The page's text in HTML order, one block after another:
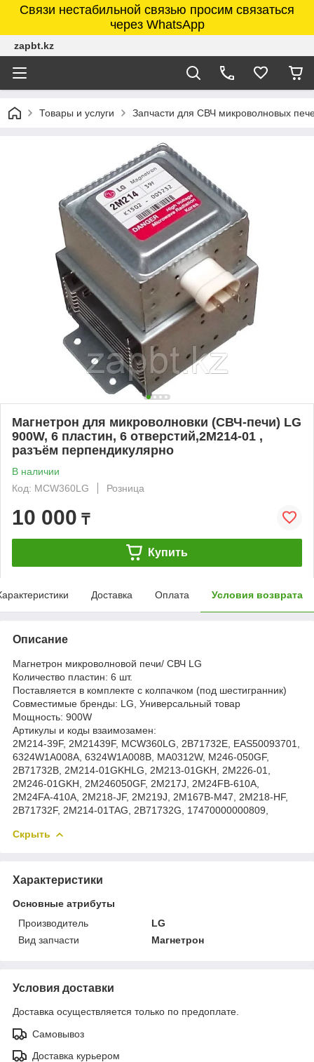
Связи нестабильной связью просим связаться
через WhatsApp
zapbt.kz
Товары и услуги Запчасти для СВЧ микроволновых
Магнетрон для микроволновки (СВЧ-печи) LG
900W, 6 пластин, 6 отверстий,2M214-01 ,
разъём перпендикулярно
В наличии
Код: MCW360LG
Розница
10 000 ₸
Купить
Доставка Оплата Условия возврата
Описание
Магнетрон микроволновой печи/ СВЧ LG
Количество пластин: 6 шт.
Поставляется в комплекте с колпачком (под шестигранник)
Совместимые бренды: LG, Универсальный товар
Мощность: 900W
Артикулы и коды взаимозамен:
2M214-39F, 2M21439F, MCW360LG, 2B71732E, EAS50093701,
6324W1A008A, 6324W1A008B, MA0312W, M246-050GF,
2B71732B, 2M214-01GKHLG, 2M213-01GKH, 2M226-01,
2M246-01GKH, 2M246050GF, 2M217J, 2M24FB-610A,
2M24FA-410A, 2M218-JF, 2M219J, 2M167B-M47, 2M218-HF,
2B71732F, 2M214-01TAG, 2B71732G, 17470000000809,
Скрыть
Характеристики
Основные атрибуты
Производитель
LG
Вид запчасти
Магнетрон
Условия доставки
Доставка осуществляется только по предоплате.
Самовывоз
Доставка курьером